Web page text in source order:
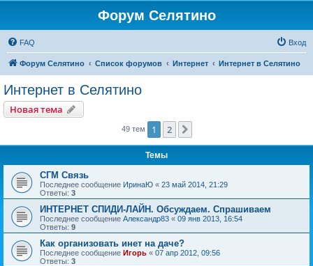
Форум Селятино
FAQ Вход
Форум Селятино Список форумов Интернет Интернет в Селятино
Интернет в Селятино
Новая тема
49 тем 1 2
Темы
СГМ Связь
Последнее сообщение ИринаЮ « 23 май 2014, 21:29
Ответы: 3
ИНТЕРНЕТ СПИДИ-ЛАЙН. Обсуждаем. Спрашиваем
Последнее сообщение Александр83 « 09 янв 2013, 16:54
Ответы: 9
Как организовать инет на даче?
Последнее сообщение Игорь « 07 апр 2012, 09:56
Ответы: 3